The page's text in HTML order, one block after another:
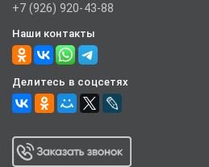
+7 (926) 920-43-88
Наши контакты
Делитесь в соцсетях